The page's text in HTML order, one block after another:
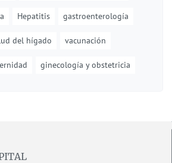
Hepatitis gastroenterología
del hígado vacunación
ginecología y obstetricia